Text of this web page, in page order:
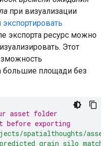
при визуализации
экспорта ресурс можно
Этот
большие площади без
asset folder
before exporting
spatialthoughts/